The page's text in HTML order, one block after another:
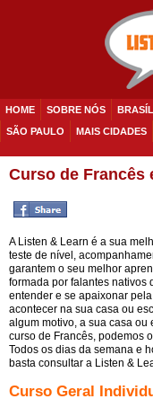
HOME SOBRE NÓS
SÃO PAULO
MAIS CIDADES
Curso de Francês
A Listen & Learn é a sua
teste de nível,
garantem o seu melhor
formada por falantes nativos
entender e se apaixonar
acontecer na sua casa ou
algum motivo, a sua casa ou
curso de Francês, podemos
Todos os dias da semana e
basta consultar a Listen &
Curso Geral